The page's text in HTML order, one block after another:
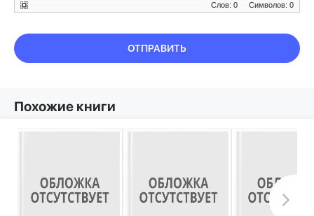
Символов: 0
Слов: 0
ОТПРАВИТЬ
Похожие книги